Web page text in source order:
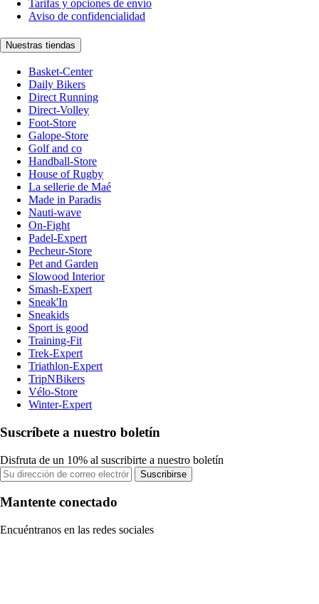
Tarifas y opciones de envío
Aviso de confidencialidad
Nuestras tiendas
Basket-Center
Daily Bikers
Direct Running
Direct-Volley
Foot-Store
Galope-Store
Golf and co
Handball-Store
House of Rugby
La sellerie de Maé
Made in Paradis
Nauti-wave
On-Fight
Padel-Expert
Pecheur-Store
Pet and Garden
Slowood Interior
Smash-Expert
Sneak'In
Sneakids
Sport is good
Training-Fit
Trek-Expert
Triathlon-Expert
TripNBikers
Vélo-Store
Winter-Expert
Suscríbete a nuestro boletín
Disfruta de un 10% al suscribirte a nuestro boletín
Suscribirse
Mantente conectado
Encuéntranos en las redes sociales